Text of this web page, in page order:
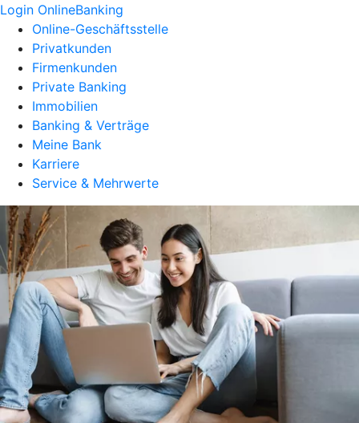
Login OnlineBanking
Online-Geschäftsstelle
Privatkunden
Firmenkunden
Private Banking
Immobilien
Banking & Verträge
Meine Bank
Karriere
Service & Mehrwerte